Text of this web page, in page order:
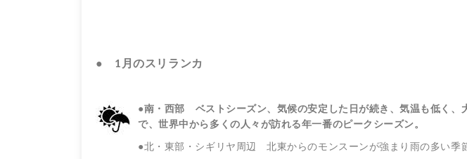
● 1月のスリランカ
●南・西部
ベストシーズン、気候の安定した日が続き、気温も低く
で、世界中から多くの人々が訪れる年一番のピークシーズン。
●北・東部・シギリヤ周辺 北東からのモンスーンが強まり雨の多い季